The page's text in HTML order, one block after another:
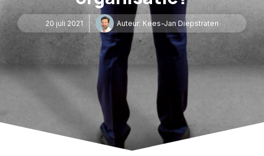
20 juli 2021 Auteur: Kees-Jan Diepstraten